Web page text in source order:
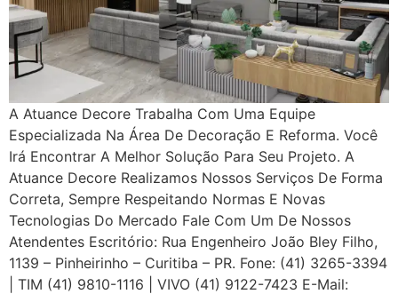
A Atuance Decore Trabalha Com Uma Equipe
Especializada Na Área De Decoração E Reforma. Você
Irá Encontrar A Melhor Solução Para Seu Projeto. A
Atuance Decore Realizamos Nossos Serviços De Forma
Correta, Sempre Respeitando Normas E Novas
Tecnologias Do Mercado Fale Com Um De Nossos
Atendentes Escritório: Rua Engenheiro João Bley Filho,
1139 – Pinheirinho – Curitiba – PR. Fone: (41) 3265-3394
| TIM (41) 9810-1116 | VIVO (41) 9122-7423 E-Mail: